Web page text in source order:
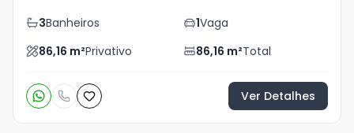
3Banheiros 1Vaga
86,16 m²Privativo 86,16 m²Total
Ver Detalhes